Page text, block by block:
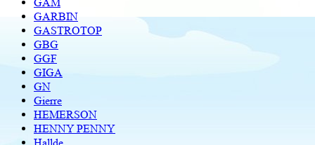
GARBIN
GASTROTOP
GBG
GGF
GIGA
GN
Gierre
HEMERSON
HENNY PENNY
Hallde